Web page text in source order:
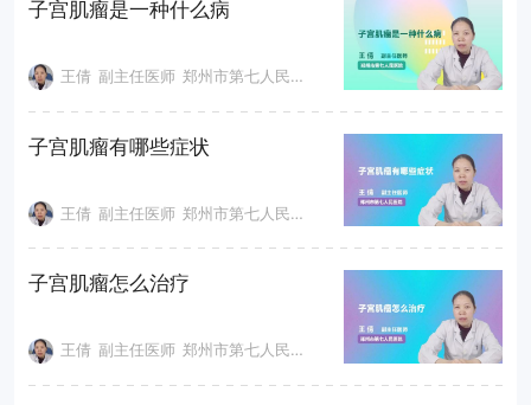
子宫肌瘤是一种什么病
王倩 副主任医师 郑州市第七人民医院
子宫肌瘤有哪些症状
王倩 副主任医师 郑州市第七人民医院
子宫肌瘤怎么治疗
王倩 副主任医师 郑州市第七人民医院